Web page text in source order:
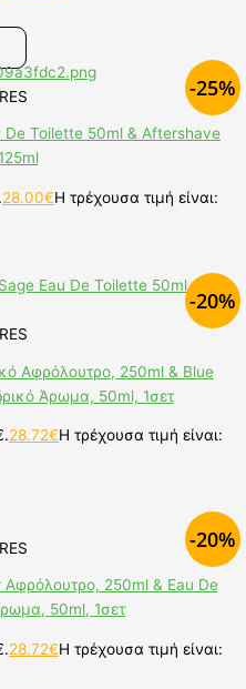
-25%
De Toilette 50ml & Aftershave
28.00€Η τρέχουσα τιμή είναι:
-20%
Αφρόλουτρο, 250ml & Blue
Άρωμα, 50ml, 1σετ
28.72€Η τρέχουσα τιμή είναι:
-20%
250ml & Eau De
50ml, 1σετ
28.72€Η τρέχουσα τιμή είναι: